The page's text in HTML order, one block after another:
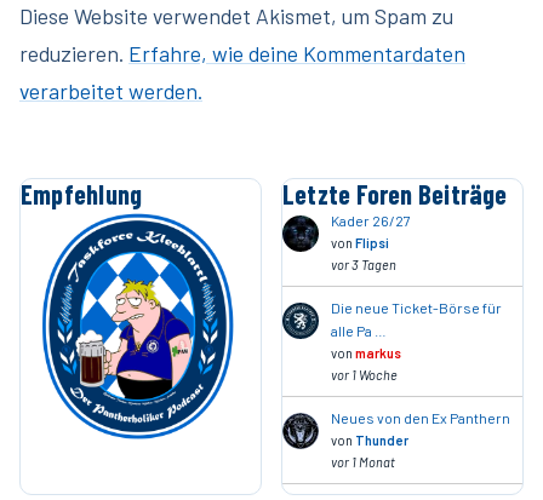
Diese Website verwendet Akismet, um Spam zu
reduzieren. Erfahre, wie deine Kommentardaten
verarbeitet werden.
Empfehlung Letzte Foren Beiträge
Kader 26/27
von Flipsi
vor 3 Tagen
Die neue Ticket-Börse für
alle Pa …
von markus
vor 1 Woche
Neues von den Ex Panthern
von Thunder
vor 1 Monat